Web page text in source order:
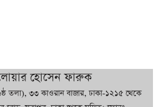
মরিচে ‘আগুন’, ‘এত দাম তো
হোসেন ফারুক
তলা), ৩৩ কাওরান বাজার, ঢাকা-১২১৫ থেকে